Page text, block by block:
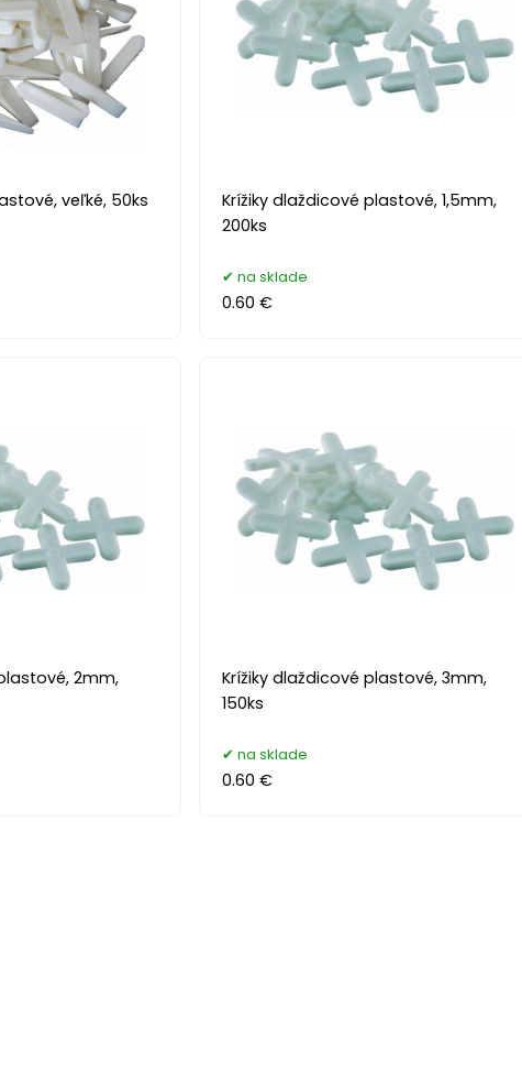
veľké, 50ks
Krížiky dlaždicové plastové, 1,5mm,
200ks
na sklade
0.60 €
2mm,
Krížiky dlaždicové plastové, 3mm,
150ks
na sklade
0.60 €